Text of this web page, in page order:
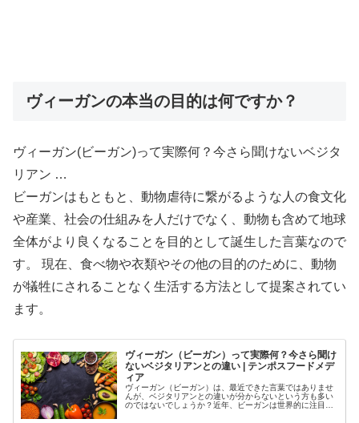
ヴィーガンの本当の目的は何ですか？
ヴィーガン(ビーガン)って実際何？今さら聞けないベジタ
リアン …
ビーガンはもともと、動物虐待に繋がるような人の食文化
や産業、社会の仕組みを人だけでなく、動物も含めて地球
全体がより良くなることを目的として誕生した言葉なので
す。 現在、食べ物や衣類やその他の目的のために、動物
が犠牲にされることなく生活する方法として提案されてい
ます。
ヴィーガン（ビーガン）って実際何？今さら聞け
ないベジタリアンとの違い | テンポスフードメデ
ィア
ヴィーガン（ビーガン）は、最近できた言葉ではありませ
んが、ベジタリアンとの違いが分からないという方も多い
のではないでしょうか？近年、ビーガンは世界的に注目を